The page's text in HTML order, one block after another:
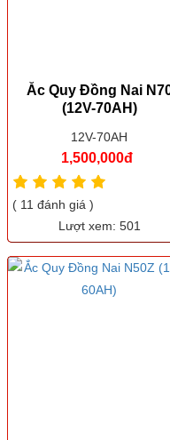
Ắc Quy Đồng Nai
(12V-70AH)
12V-70AH
1,500,000đ
( 11 đánh giá )
Lượt xem: 501